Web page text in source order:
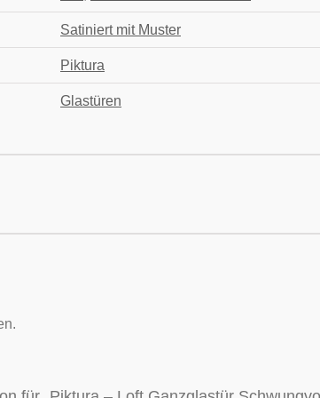
Satiniert mit Muster
Piktura
Glastüren